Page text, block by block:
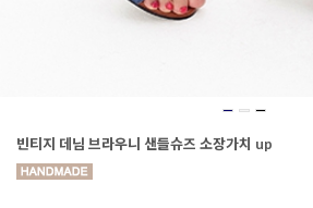
빈티지 데님 브라우니 샌들슈즈 소장가치 up